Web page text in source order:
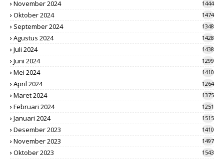
November 2024 1444
Oktober 2024 1474
September 2024 1348
Agustus 2024 1428
Juli 2024 1438
Juni 2024 1299
Mei 2024 1410
April 2024 1264
Maret 2024 1375
Februari 2024 1251
Januari 2024 1515
Desember 2023 1410
November 2023 1497
Oktober 2023 1543